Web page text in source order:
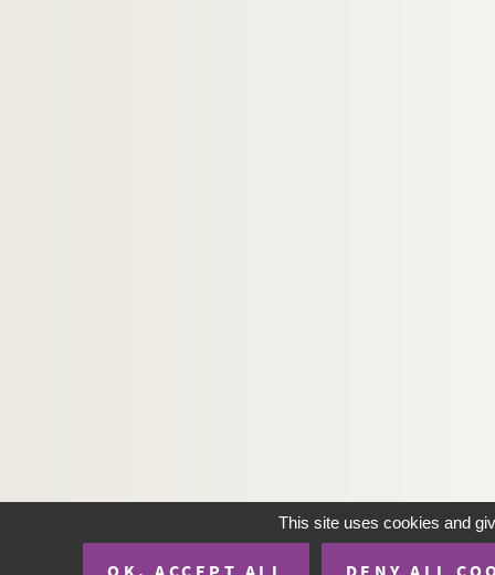
This site uses cookies and
OK, ACCEPT ALL DENY ALL